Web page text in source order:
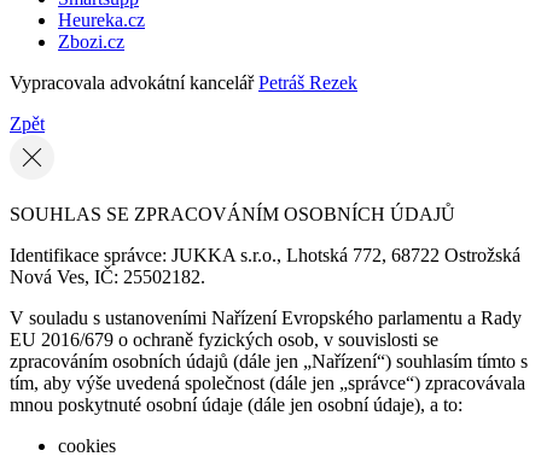
Heureka.cz
Zbozi.cz
Vypracovala advokátní kancelářPetráš Rezek
Zpět
SOUHLAS SE ZPRACOVÁNÍM OSOBNÍCH ÚDAJŮ
Identifikace správce: JUKKA s.r.o., Lhotská 772, 68722 Ostrožská
Nová Ves, IČ: 25502182.
V souladu s ustanoveními Nařízení Evropského parlamentu a Rady
EU 2016/679 o ochraně fyzických osob, v souvislosti se
zpracováním osobních údajů (dále jen „Nařízení“) souhlasím tímto s
tím, aby výše uvedená společnost (dále jen „správce“) zpracovávala
mnou poskytnuté osobní údaje (dále jen osobní údaje), a to:
cookies